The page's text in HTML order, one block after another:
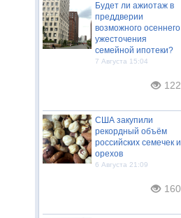
Будет ли ажиотаж в
преддверии
возможного осеннего
ужесточения
семейной ипотеки?
7 Августа 15:04
122
США закупили
рекордный объём
российских семечек и
орехов
6 Августа 21:09
160